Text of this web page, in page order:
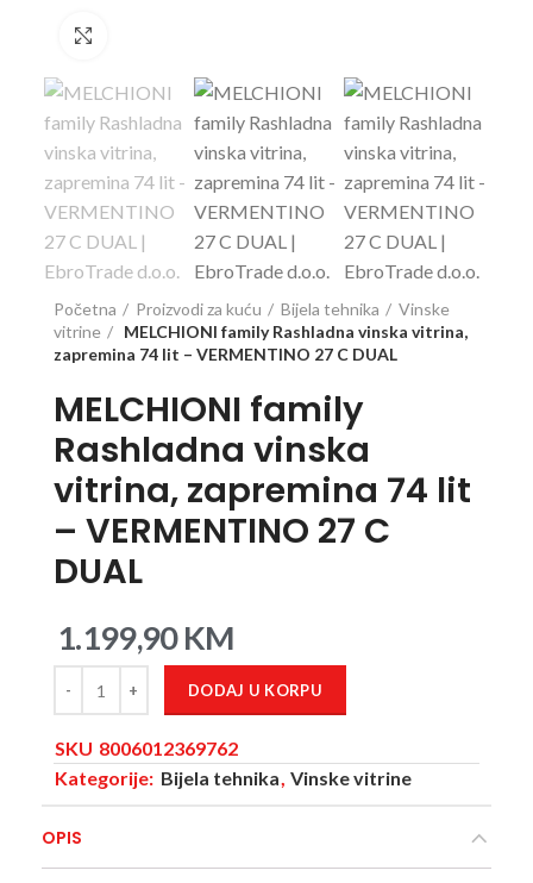
Početna Proizvodi za kuću Bijela tehnika
Vinske
vitrine
MELCHIONI family Rashladna vinska vitrina,
zapremina 74 lit – VERMENTINO 27 C DUAL
MELCHIONI family
Rashladna vinska
vitrina, zapremina 74 lit
– VERMENTINO 27 C
DUAL
1.199,90KM
DODAJ U KORPU
SKU 8006012369762
Kategorije: Bijela tehnika, Vinske vitrine
OPIS